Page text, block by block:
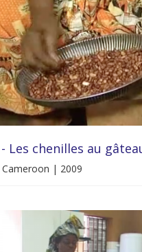
Les chenilles au
| 2009